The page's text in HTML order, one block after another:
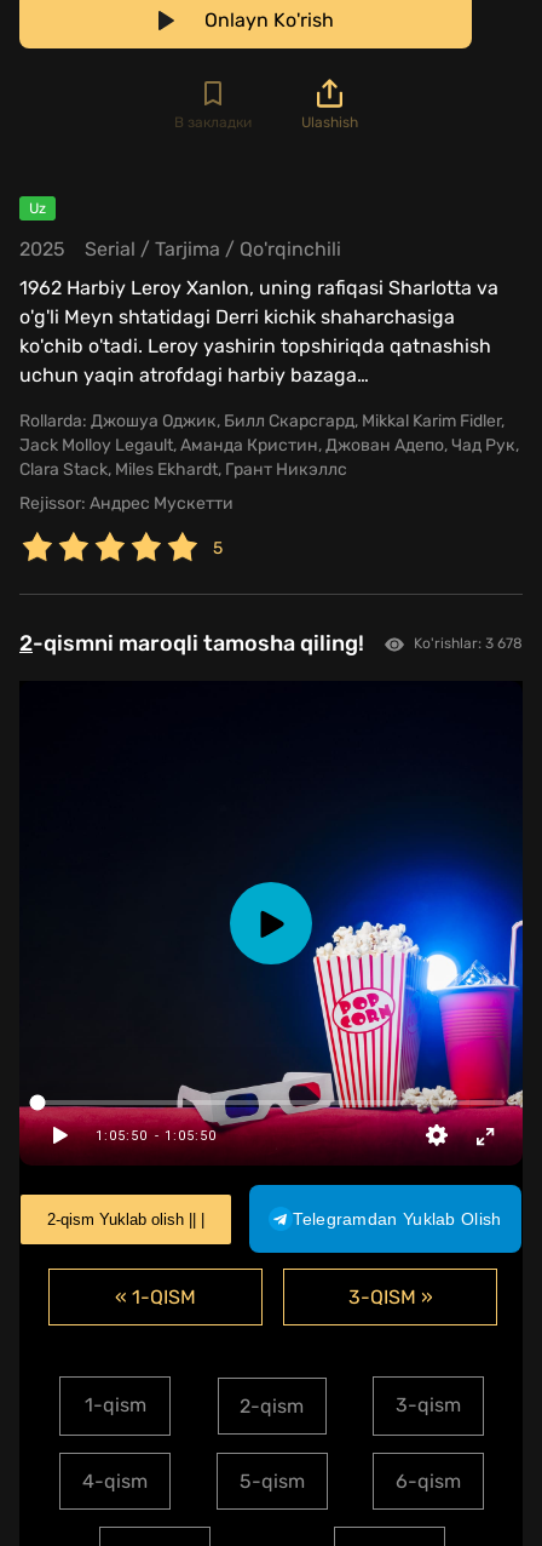
Onlayn Ko'rish
В закладки Ulashish
Uz
2025 Serial / Tarjima / Qo'rqinchili
1962 Harbiy Leroy Xanlon, uning rafiqasi Sharlotta va
o'g'li Meyn shtatidagi Derri kichik shaharchasiga
ko'chib o'tadi. Leroy yashirin topshiriqda qatnashish
uchun yaqin atrofdagi harbiy bazaga…
Rollarda: Джошуа Оджик, Билл Скарсгард, Mikkal Karim Fidler,
Jack Molloy Legault, Аманда Кристин, Джован Адепо, Чад Рук,
Clara Stack, Miles Ekhardt, Грант Никэллс
Rejissor: Андрес Мускетти
5
2-qismni maroqli tamosha qiling! Ko'rishlar: 3 678
2-qism Yuklab olish || | Telegramdan Yuklab Olish
« 1-QISM 3-QISM »
1-qism 2-qism 3-qism
4-qism 5-qism 6-qism